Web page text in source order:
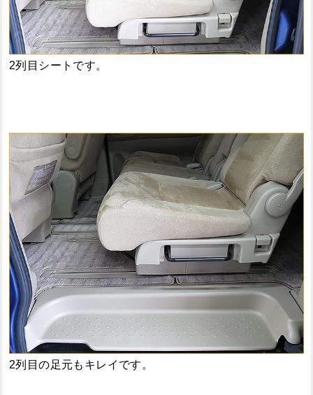
2列目シートです。
2列目の足元もキレイです。